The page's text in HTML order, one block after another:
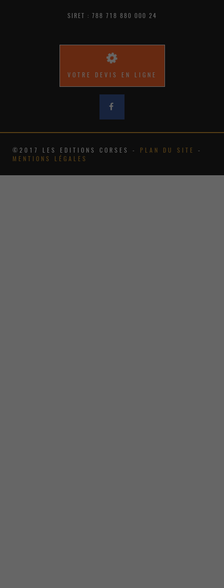
SIRET : 788 718 880 000 24
VOTRE DEVIS EN LIGNE
©2017 LES EDITIONS CORSES - PLAN DU SITE
-
MENTIONS LÉGALES